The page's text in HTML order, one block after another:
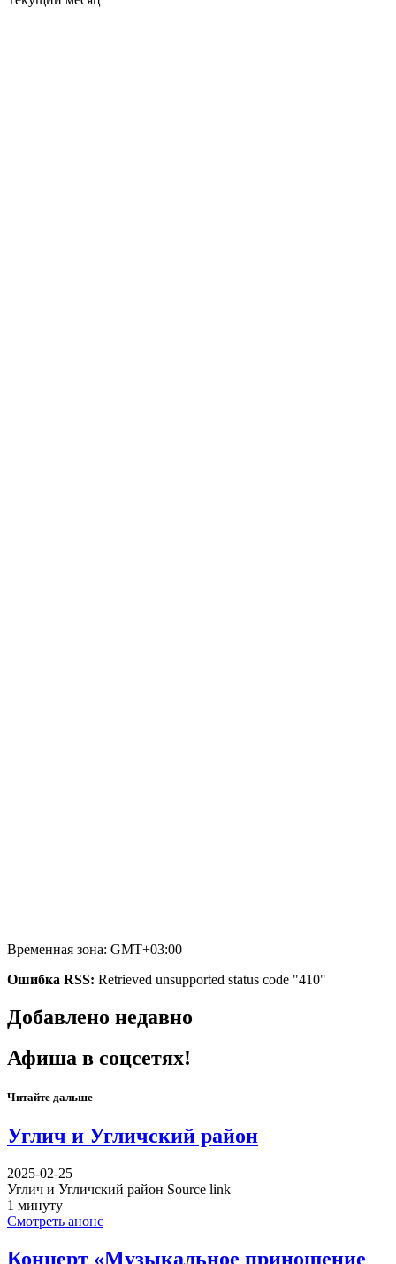
Временная зона: GMT+03:00
Ошибка RSS: Retrieved unsupported status code "410"
Добавлено недавно
Афиша в соцсетях!
Читайте дальше
Углич и Угличский район
2025-02-25
Углич и Угличский район Source link
1 минуту
Смотреть анонс
Концерт «Музыкальное приношение